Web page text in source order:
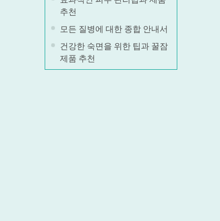
추천
모든 질병에 대한 종합 안내서
건강한 숙면을 위한 팁과 꿀잠
제품 추천